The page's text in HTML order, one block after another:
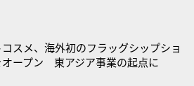
日
スメ、海外初のフラッグシップショ
オープン 東アジア事業の起点に